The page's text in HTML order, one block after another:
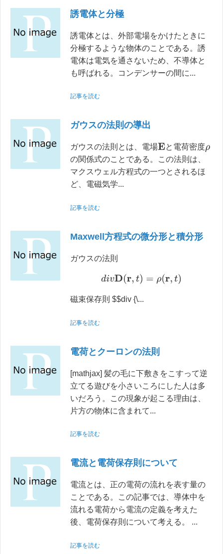
誘電体と分極
誘電体とは、外部電場をかけたときに
分極するような物体のことである。誘
電体は電気を通さないため、不導体と
も呼ばれる。コンデンサーの間に...
記事を読む
ガウスの法則の導出
ガウスの法則とは、電場E と電荷密度ρ
の関係式のことである。この法則は、
マクスウェル方程式の一つとされるほ
ど、電磁気学...
記事を読む
Maxwell方程式の微分形と積分形
ガウスの法則
divD (r,t =ρ r,t)
磁束保存則 $$div {\...
記事を読む
電荷とクーロンの法則
[mathjax] 髪の毛に下敷きをこすって逆
立てる遊びを小さいころにした人は多
いだろう。この現象が起こる理由は、
片方の物体に含まれて...
記事を読む
電流と電荷保存則について
電流とは、正の電荷の流れを表す量の
ことである。この記事では、導体中を
流れる電荷から電流の定義を考えた
後、電荷保存則について考える。 ...
記事を読む